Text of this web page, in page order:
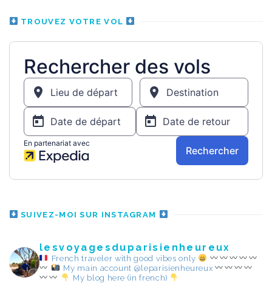
TROUVEZ VOTRE VOL
SUIVEZ-MOI SUR INSTAGRAM
lesvoyagesduparisienheureux
French traveler with good vibes only
My main account @leparisienheureux
My blog here (in french)